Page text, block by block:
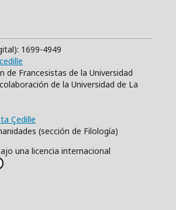
1699-4949
de Francesistas de la Universidad
de la Universidad de La
Çedille
(sección de Filología)
una licencia internacional